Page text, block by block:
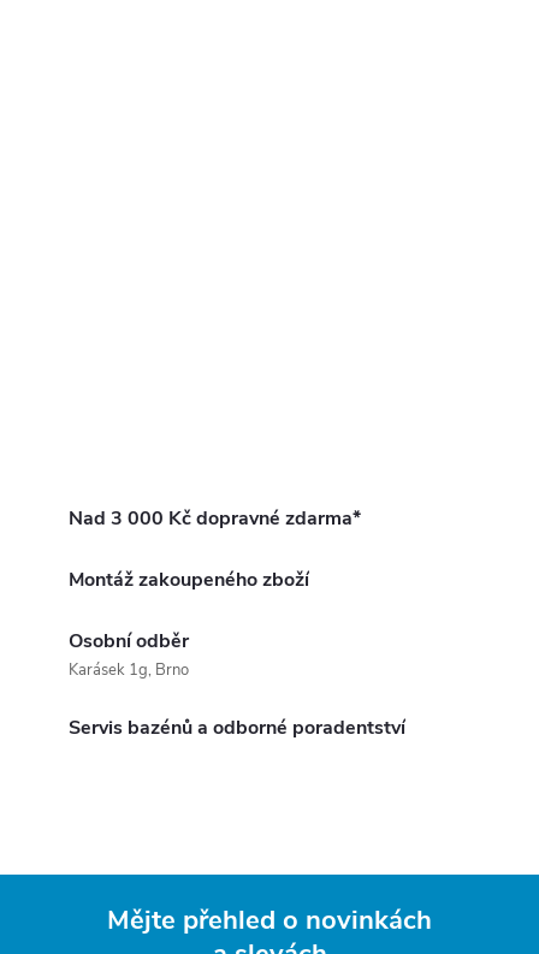
Nad 3 000 Kč dopravné zdarma*
Montáž zakoupeného zboží
Osobní odběr
Karásek 1g, Brno
Servis bazénů a odborné poradentství
Mějte přehled o novinkách